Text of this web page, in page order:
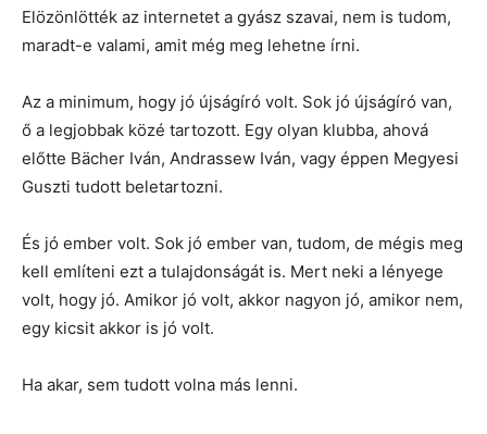
Elözönlötték az internetet a gyász szavai, nem is tudom,
maradt-e valami, amit még meg lehetne írni.
Az a minimum, hogy jó újságíró volt. Sok jó újságíró van,
ő a legjobbak közé tartozott. Egy olyan klubba, ahová
előtte Bächer Iván, Andrassew Iván, vagy éppen Megyesi
Guszti tudott beletartozni.
És jó ember volt. Sok jó ember van, tudom, de mégis meg
kell említeni ezt a tulajdonságát is. Mert neki a lényege
volt, hogy jó. Amikor jó volt, akkor nagyon jó, amikor nem,
egy kicsit akkor is jó volt.
Ha akar, sem tudott volna más lenni.